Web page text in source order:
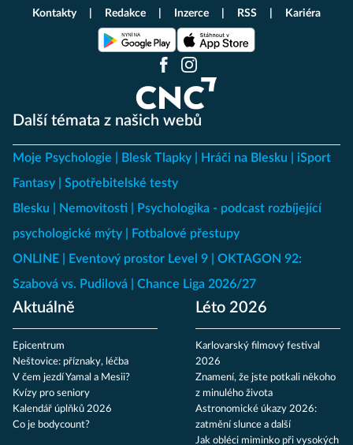
Další témata z našich webů
Moje Psychologie Blesk Tlapky Hráči na Blesku
iSport
Fantasy
Spotřebitelské testy
Blesku
Nemovitosti
Psychologika - podcast rozbíjející
psychologické mýty
Fotbalové přestupy
ONLINE
Eventový prostor Level 9
OKTAGON 92:
Szabová vs. Pudilová
Chance Liga 2026/27
Aktuálně
Epicentrum
Neštovice: příznaky, léčba
V čem jezdí Yamal a Mesii?
Kvízy pro seniory
Kalendář úplňků 2026
Co je bodycount?
Léto 2026
Karlovarský filmový festival
2026
Znamení, že jste potkali někoho
z minulého života
Astronomické úkazy 2026:
zatmění slunce a další
Jak obléci miminko při vysokých
Kontakty Redakce Inzerce RSS Kariéra